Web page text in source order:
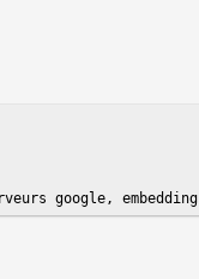
google, embedding